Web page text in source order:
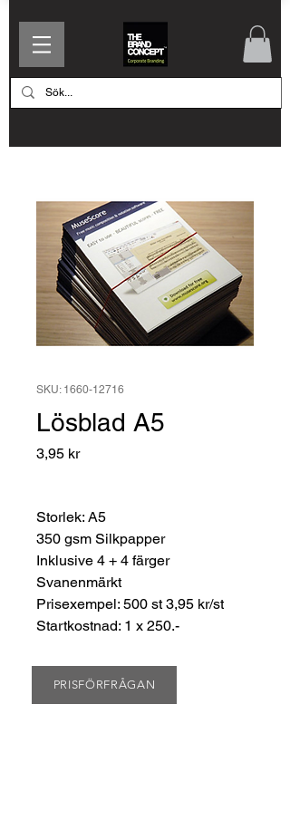
SKU: 1660-12716
Lösblad A5
3,95 krPris
Storlek: A5
350 gsm Silkpapper
Inklusive 4 + 4 färger
Svanenmärkt
Prisexempel: 500 st 3,95 kr/st
Startkostnad: 1 x 250.-
PRISFÖRFRÅGAN